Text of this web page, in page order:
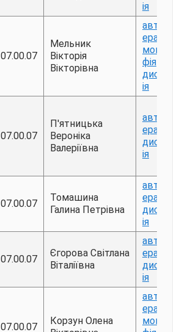
ія
07.00.07
Мельник
Вікторія
Вікторівна
автореф
ерат
моногра
фія
ія
07.00.07
П'ятницька
Вероніка
Валеріївна
автореф
ерат
ія
07.00.07
Томашина
Галина Петрівна
автореф
ерат
ія
07.00.07
Єгорова Світлана
Віталіївна
автореф
ерат
ія
07.00.07
Корзун Олена
автореф
ерат
моногра